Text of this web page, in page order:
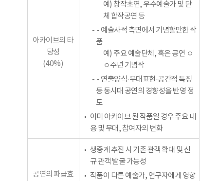
아카이브의 타
당성
(40%)
예) 창작초연, 우수예술가 및 단
체 합작공연 등
- 예술사적 측면에서 기념할만한 작
품
예) 주요 예술단체, 혹은 공연 ㅇ
ㅇ주년 기념작
- 연출양식·무대표현·공간적 특징
등 동시대 공연의 경향성을 반영 정
도
이미 아카이브 된 작품일 경우 주요 내
용 및 무대, 참여자의 변화
공연의 파급효
생중계 추진 시 기존 관객 확대 및 신
규 관객 발굴 가능성
작품이 다른 예술가, 연구자에게 영향